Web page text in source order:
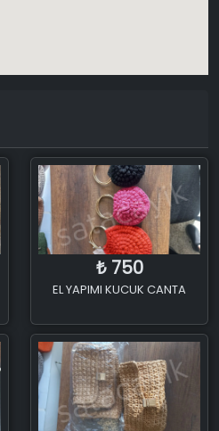
₺ 750
EL YAPIMI KUCUK CANTA